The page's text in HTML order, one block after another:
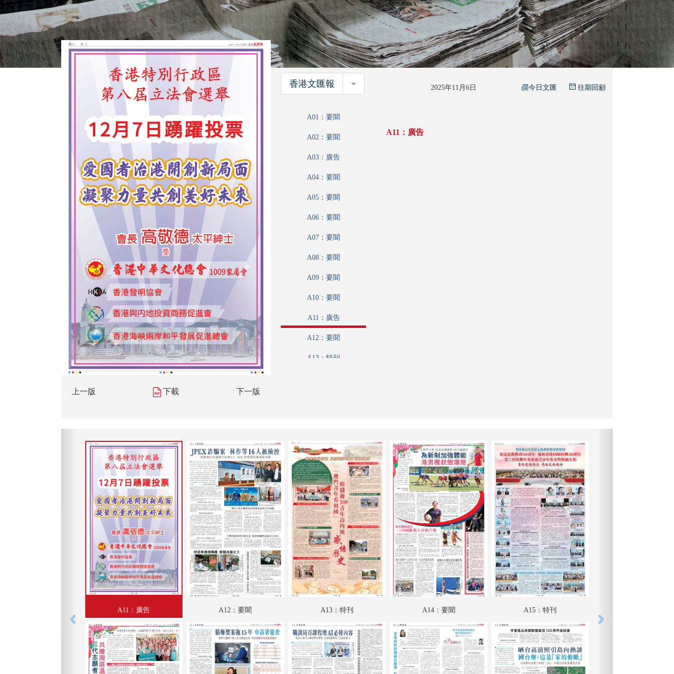
上一版 下載 下一版
香港文匯報 香港文匯報 2025年11月6日 今日文匯 往期回顧
A01：要聞
A02：要聞
A03：廣告
A04：要聞
A05：要聞
A06：要聞
A07：要聞
A08：要聞
A09：要聞
A10：要聞
A11：廣告
A12：要聞
A13：特刊
A18：港聞
A19：文匯論壇
A20：內地
A21：文江學海
A22：文化視野
A23：國際
A24：國際
B01：財經
B03：人民政協
B04：人民政協
A11：廣告
A11：廣告 A12：要聞 A13：特刊 A14：要聞 A15：特刊